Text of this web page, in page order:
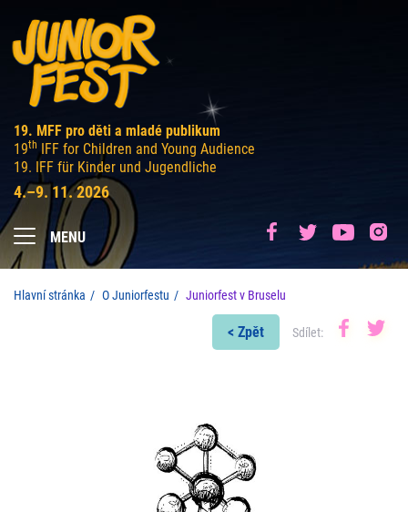
19. MFF pro děti a mladé publikum
19th IFF for Children and Young Audience
19. IFF für Kinder und Jugendliche
4.–9. 11. 2026
MENU
Hlavní stránka O Juniorfestu Juniorfest v Bruselu
< Zpět Sdílet: